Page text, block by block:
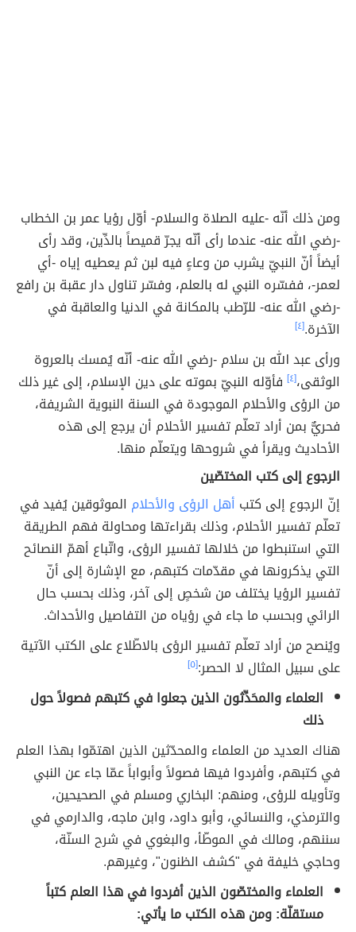
ومن ذلك أنّه -عليه الصلاة والسلام- أوّل رؤيا عمر بن الخطاب
-رضي الله عنه- عندما رأى أنّه يجرّ قميصاً بالدِّين، وقد رأى
أيضاً أنّ النبيّ يشرب من وعاءٍ فيه لبن ثم يعطيه إياه -أي
لعمر-، ففسّره النبي له بالعلم، وفسّر تناول دار عقبة بن رافع
-رضي الله عنه- للرّطب بالمكانة في الدنيا والعاقبة في
الآخرة.[٤]
ورأى عبد الله بن سلام -رضي الله عنه- أنّه يُمسك بالعروة
الوثقى،[٤]
فأوّله النبيّ بموته على دين الإسلام، إلى غير ذلك
من الرؤى والأحلام الموجودة في السنة النبوية الشريفة،
فحريٌّ بمن أراد تعلّم تفسير الأحلام أن يرجع إلى هذه
الأحاديث ويقرأ في شروحها ويتعلّم منها.
الرجوع إلى كتب المختصّين
إنّ الرجوع إلى كتب أهل الرؤى والأحلام الموثوقين يُفيد في
تعلّم تفسير الأحلام، وذلك بقراءتها ومحاولة فهم الطريقة
التي استنبطوا من خلالها تفسير الرؤى، واتّباع أهمّ النصائح
التي يذكرونها في مقدّمات كتبهم، مع الإشارة إلى أنّ
تفسير الرؤيا يختلف من شخصٍ إلى آخر، وذلك بحسب حال
الرائي وبحسب ما جاء في رؤياه من التفاصيل والأحداث.
ويُنصح من أراد تعلّم تفسير الرؤى بالاطّلاع على الكتب الآتية
على سبيل المثال لا الحصر:[٥]
العلماء والمحَدِّثون الذين جعلوا في كتبهم فصولاً حول
ذلك
هناك العديد من العلماء والمحدّثين الذين اهتمّوا بهذا العلم
في كتبهم، وأفردوا فيها فصولاً وأبواباً عمّا جاء عن النبي
وتأويله للرؤى، ومنهم: البخاري ومسلم في الصحيحين،
والترمذي، والنسائي، وأبو داود، وابن ماجه، والدارمي في
سننهم، ومالك في الموطّأ، والبغوي في شرح السنّة،
وحاجي خليفة في "كشف الظنون"، وغيرهم.
العلماء والمختصّون الذين أفردوا في هذا العلم كتباً
مستقلّة: ومن هذه الكتب ما يأتي: